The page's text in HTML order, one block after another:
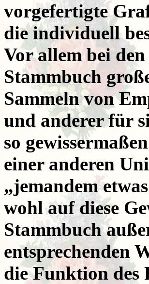
vorgefertigte
die individuell
Vor allem bei
Stammbuch
Sammeln von
und anderer für
so
einer anderen
„jemandem
wohl auf diese
Stammbuch
entsprechenden
die Funktion des